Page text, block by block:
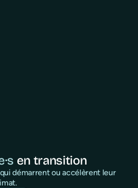
en transition
démarrent ou accélèrent leur